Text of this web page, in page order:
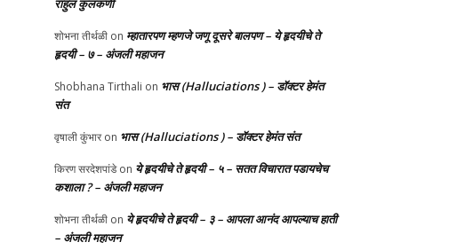
राहुल कुलकर्णी
शोभना तीर्थळी on म्हातारपण म्हणजे जणू दूसरे बालपण – ये हृदयीचे ते
हृदयी – ७ – अंजली महाजन
Shobhana Tirthali on भास (Halluciations ) – डॉक्टर हेमंत
संत
वृषाली कुंभारon भास (Halluciations ) – डॉक्टर हेमंत संत
किरण सरदेशपांडेon ये हृदयीचे ते हृदयी – ५ – सतत विचारात पडायचेच
कशाला ? – अंजली महाजन
शोभना तीर्थळी on ये हृदयीचे ते हृदयी – ३ – आपला आनंद आपल्याच हाती
– अंजली महाजन